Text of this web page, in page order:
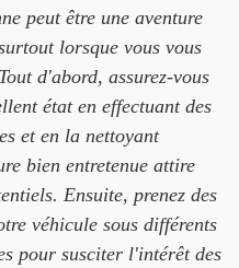
peut être une aventure
lorsque vous vous
d'abord, assurez-vous
état en effectuant des
et en la nettoyant
bien entretenue attire
Ensuite, prenez des
véhicule sous différents
pour susciter l'intérêt des